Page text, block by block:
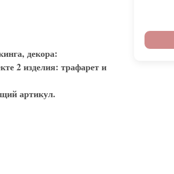
декора:
2 изделия: трафарет и
артикул.